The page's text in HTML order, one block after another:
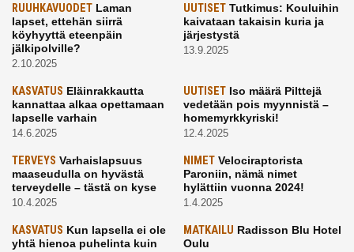
RUUHKAVUODET Laman
lapset, ettehän siirrä
köyhyyttä eteenpäin
jälkipolville?
2.10.2025
UUTISETTutkimus: Kouluihin
kaivataan takaisin kuria ja
järjestystä
13.9.2025
KASVATUS Eläinrakkautta
kannattaa alkaa opettamaan
lapselle varhain
14.6.2025
UUTISETIso määrä Pilttejä
vedetään pois myynnistä –
homemyrkkyriski!
12.4.2025
TERVEYS Varhaislapsuus
maaseudulla on hyvästä
terveydelle – tästä on kyse
10.4.2025
NIMETVelociraptorista
Paroniin, nämä nimet
hylättiin vuonna 2024!
1.4.2025
KASVATUS Kun lapsella ei ole
yhtä hienoa puhelinta kuin
MATKAILU Radisson Blu Hotel
Oulu